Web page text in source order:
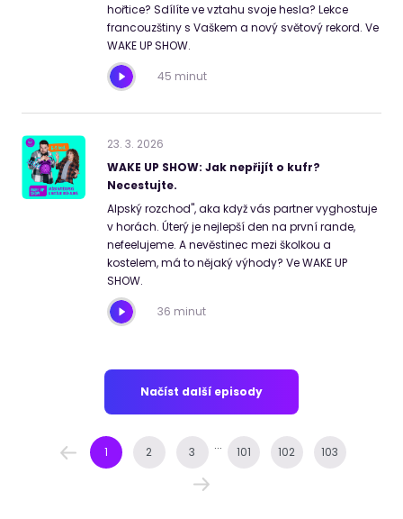
hořtice? Sdílíte ve vztahu svoje hesla? Lekce
francouzštiny s Vaškem a nový světový rekord. Ve
WAKE UP SHOW.
45 minut
23. 3. 2026
WAKE UP SHOW: Jak nepřijít o kufr?
Necestujte.
Alpský rozchod", aka když vás partner vyghostuje
v horách. Úterý je nejlepší den na první rande,
nefeelujeme. A nevěstinec mezi školkou a
kostelem, má to nějaký výhody? Ve WAKE UP
SHOW.
36 minut
Načíst další episody
1 2 3 ... 101 102 103